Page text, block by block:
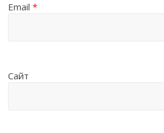
Email*
Сайт